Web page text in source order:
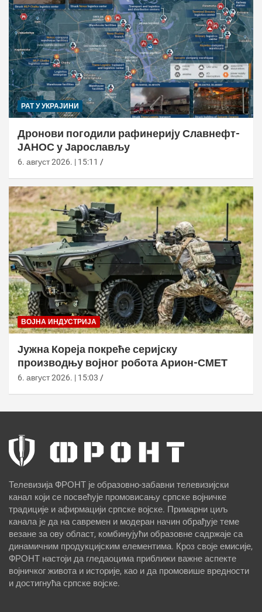
РАТ У УКРАЈИНИ
Дронови погодили рафинерију Славнефт-
ЈАНОС у Јарослављу
6. август 2026. | 15:11
ВОЈНА ИНДУСТРИЈА
Јужна Кореја покреће серијску
производњу војног робота Арион-СМЕТ
6. август 2026. | 15:03
Телевизија ФРОНТ је образовно-забавни телевизијски
канал који се посвећује промовисању српске војничке
традиције и афирмацији српске војске. Примарни циљ
канала је да на савремен и модеран начин обрађује теме
везане за ову област, комбинујући образовне садржаје са
динамичним продукцијским елементима. Кроз своје емисије,
ФРОНТ настоји да гледаоцима приближи важне аспекте
војничког живота и историје, као и да промовише вредности
и достигнућа српске војске.